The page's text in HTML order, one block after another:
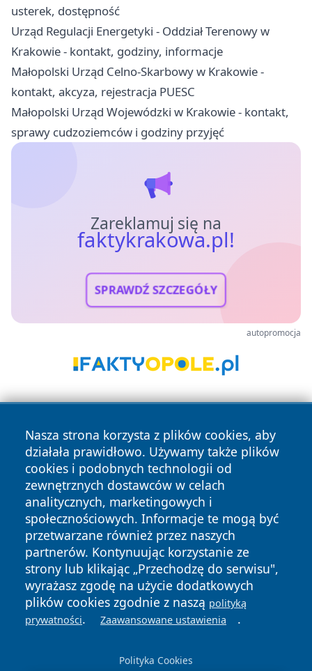
usterek, dostępność
Urząd Regulacji Energetyki - Oddział Terenowy w
Krakowie - kontakt, godziny, informacje
Małopolski Urząd Celno-Skarbowy w Krakowie -
kontakt, akcyza, rejestracja PUESC
Małopolski Urząd Wojewódzki w Krakowie - kontakt,
sprawy cudzoziemców i godziny przyjęć
Zareklamuj się na
faktykrakowa.pl!
SPRAWDŹ SZCZEGÓŁY
autopromocja
Nasza strona korzysta z plików cookies, aby
działała prawidłowo. Używamy także plików
cookies i podobnych technologii od
zewnętrznych dostawców w celach
analitycznych, marketingowych i
społecznościowych. Informacje te mogą być
przetwarzane również przez naszych
partnerów. Kontynuując korzystanie ze
strony lub klikając „Przechodzę do serwisu",
wyrażasz zgodę na użycie dodatkowych
plików cookies zgodnie z naszą polityką
prywatności. Zaawansowane ustawienia .
Polityka Cookies
Copyright © 2026 faktykrakowa.pl Wszystkie prawa
zastrzeżone.
News Autorzy
Polityka
Prywatności
Polityka
Cookies